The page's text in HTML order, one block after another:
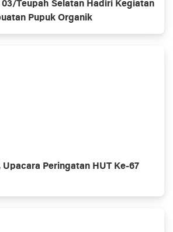
03/Teupah Selatan Hadiri Kegiatan
Pupuk Organik
Upacara Peringatan HUT Ke-67